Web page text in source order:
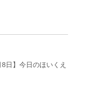
8日】今日のほいくえ